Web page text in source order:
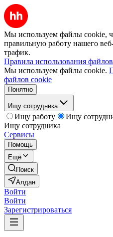
Мы используем файлы cookie,
правильную работу нашего
трафик.
Правила использования
Мы используем файлы cookie.
файлов cookie
Понятно
Ищу сотрудника
Ищу работу
Ищу
Ищу сотрудника
Сервисы
Помощь
Ещё
Поиск
Алдан
Войти
Войти
Зарегистрироваться